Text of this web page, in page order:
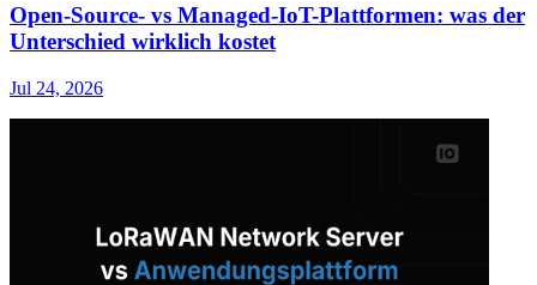
Open-Source- vs Managed-IoT-Plattformen: was der
Unterschied wirklich kostet
Jul 24, 2026